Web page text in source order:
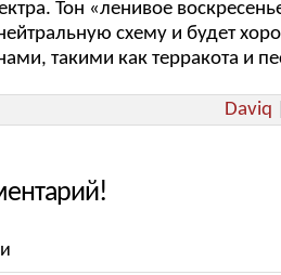
Тон «ленивое
схему и будет
такими как терракота и
Daviq